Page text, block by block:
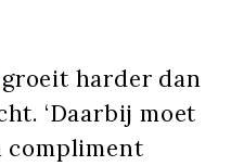
groeit harder dan
‘Daarbij moet
compliment